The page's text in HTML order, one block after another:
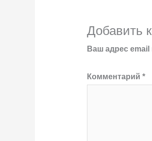
Добавить
Ваш адрес email
Комментарий *